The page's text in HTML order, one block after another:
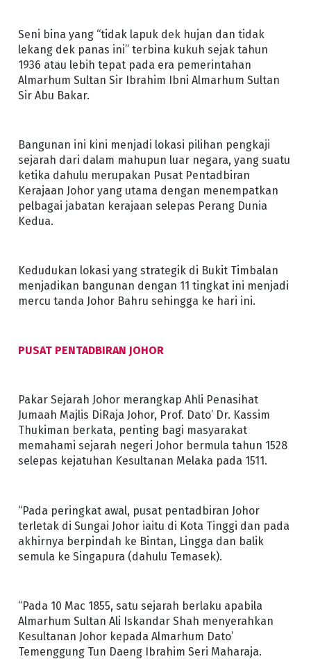
Seni bina yang “tidak lapuk dek hujan dan tidak
lekang dek panas ini” terbina kukuh sejak tahun
1936 atau lebih tepat pada era pemerintahan
Almarhum Sultan Sir Ibrahim Ibni Almarhum Sultan
Sir Abu Bakar.
Bangunan ini kini menjadi lokasi pilihan pengkaji
sejarah dari dalam mahupun luar negara, yang suatu
ketika dahulu merupakan Pusat Pentadbiran
Kerajaan Johor yang utama dengan menempatkan
pelbagai jabatan kerajaan selepas Perang Dunia
Kedua.
Kedudukan lokasi yang strategik di Bukit Timbalan
menjadikan bangunan dengan 11 tingkat ini menjadi
mercu tanda Johor Bahru sehingga ke hari ini.
PUSAT PENTADBIRAN JOHOR
Pakar Sejarah Johor merangkap Ahli Penasihat
Jumaah Majlis DiRaja Johor, Prof. Dato’ Dr. Kassim
Thukiman berkata, penting bagi masyarakat
memahami sejarah negeri Johor bermula tahun 1528
selepas kejatuhan Kesultanan Melaka pada 1511.
“Pada peringkat awal, pusat pentadbiran Johor
terletak di Sungai Johor iaitu di Kota Tinggi dan pada
akhirnya berpindah ke Bintan, Lingga dan balik
semula ke Singapura (dahulu Temasek).
“Pada 10 Mac 1855, satu sejarah berlaku apabila
Almarhum Sultan Ali Iskandar Shah menyerahkan
Kesultanan Johor kepada Almarhum Dato’
Temenggung Tun Daeng Ibrahim Seri Maharaja.